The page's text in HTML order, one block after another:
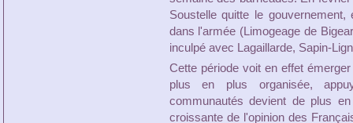
Soustelle quitte le
dans l'armée (Limogeage de
inculpé avec Lagaillarde, Sapin-
Cette période voit en effet
plus en plus organisée,
communautés devient de plus
croissante de l'opinion des